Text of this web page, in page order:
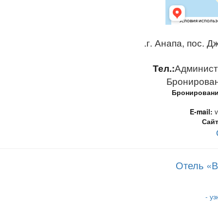
.г. Анапа, пос.
Тел.:
E-mail:
Отель
-